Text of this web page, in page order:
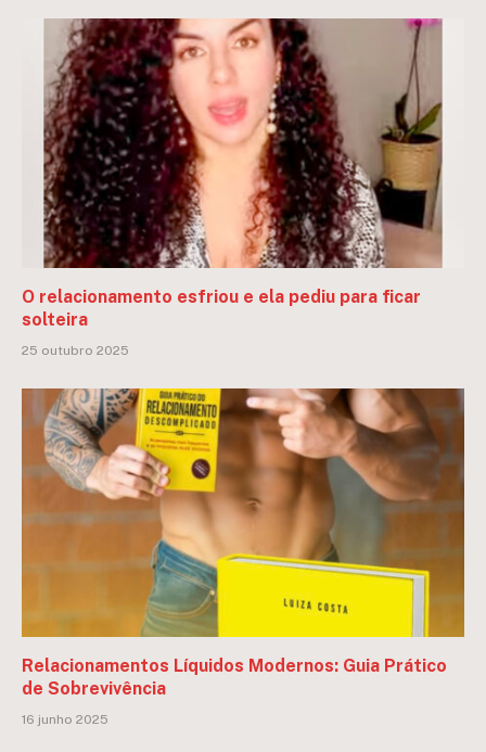
O relacionamento esfriou e ela pediu para ficar
solteira
25 outubro 2025
Relacionamentos Líquidos Modernos: Guia Prático
de Sobrevivência
16 junho 2025